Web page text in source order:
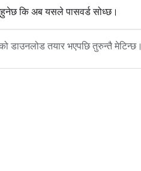
कि अब यसले पासवर्ड सोध्छ।
डाउनलोड तयार भएपछि तुरुन्तै मेटिन्छ।